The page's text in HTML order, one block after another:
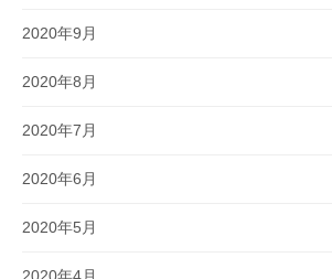
2020年9月
2020年8月
2020年7月
2020年6月
2020年5月